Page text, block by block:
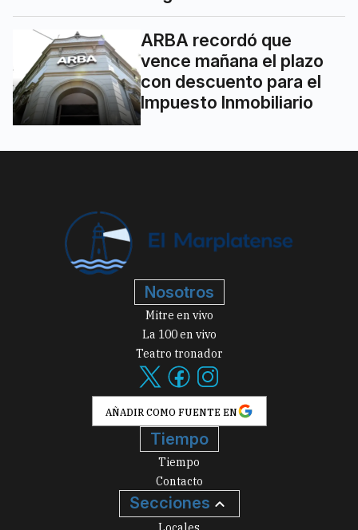
ARBA recordó que
vence mañana el plazo
con descuento para el
Impuesto Inmobiliario
Nosotros
Mitre en vivo
La 100 en vivo
Teatro tronador
AÑADIR COMO FUENTE EN
Tiempo
Tiempo
Contacto
Secciones